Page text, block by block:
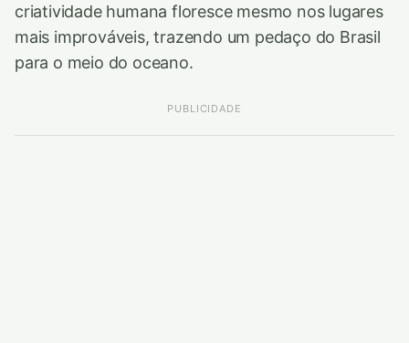
criatividade humana floresce mesmo nos lugares
mais improváveis, trazendo um pedaço do Brasil
para o meio do oceano.
PUBLICIDADE